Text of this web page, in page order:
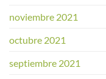
noviembre 2021
octubre 2021
septiembre 2021